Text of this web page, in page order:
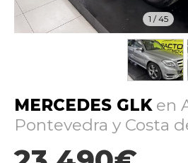
1 /45
MERCEDES GLKen
Pontevedra y Costa